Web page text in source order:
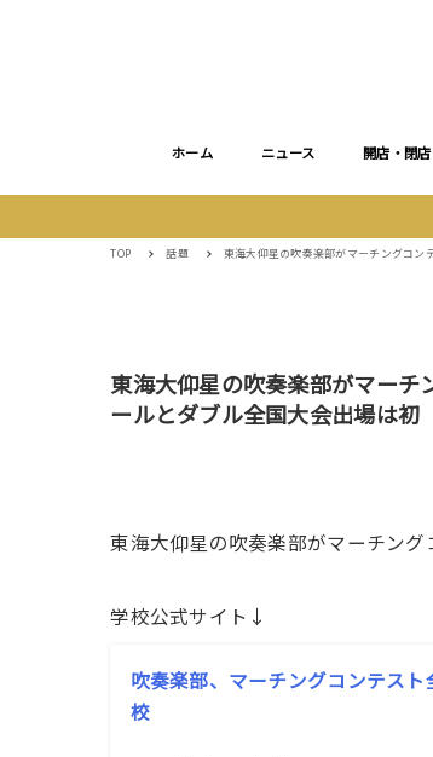
ホーム ニュース 開店・閉店
TOP 話題 東海大仰星の吹奏楽部がマーチングコン
東海大仰星の吹奏楽部がマーチ
ールとダブル全国大会出場は初
東海大仰星の吹奏楽部がマーチング
学校公式サイト↓
吹奏楽部、マーチングコンテス
校